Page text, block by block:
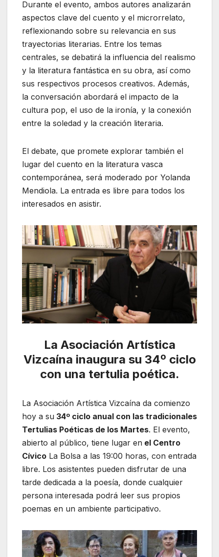
Durante el evento, ambos autores analizarán
aspectos clave del cuento y el microrrelato,
reflexionando sobre su relevancia en sus
trayectorias literarias. Entre los temas
centrales, se debatirá la influencia del realismo
y la literatura fantástica en su obra, así como
sus respectivos procesos creativos. Además,
la conversación abordará el impacto de la
cultura pop, el uso de la ironía, y la conexión
entre la soledad y la creación literaria.
El debate, que promete explorar también el
lugar del cuento en la literatura vasca
contemporánea, será moderado por Yolanda
Mendiola. La entrada es libre para todos los
interesados en asistir.
La Asociación Artística
Vizcaína inaugura su 34º ciclo
con una tertulia poética.
La Asociación Artística Vizcaína da comienzo
hoy a su 34º ciclo anual con las tradicionales
Tertulias Poéticas de los Martes. El evento,
abierto al público, tiene lugar en el Centro
Cívico La Bolsa a las 19:00 horas, con entrada
libre. Los asistentes pueden disfrutar de una
tarde dedicada a la poesía, donde cualquier
persona interesada podrá leer sus propios
poemas en un ambiente participativo.